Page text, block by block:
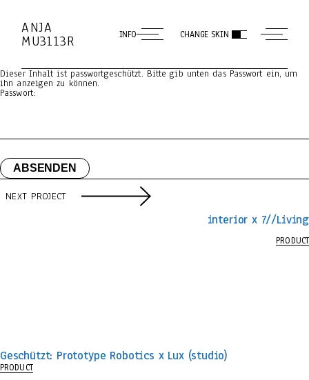
ANJA
MU3113R INFO CHANGE SKIN
Dieser Inhalt ist passwortgeschützt. Bitte gib unten das Passwort ein, um
ihn anzeigen zu können.
Passwort:
NEXT PROJECT
interior x 7//Living
PRODUCT
Geschützt: Prototype Robotics x Lux (studio)
PRODUCT